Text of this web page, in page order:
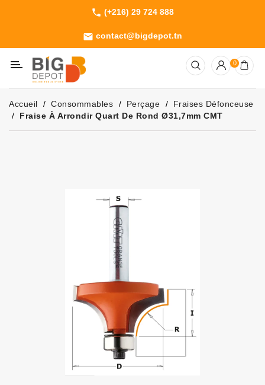
phone (+216) 29 724 888
email contact@bigdepot.tn
Machines
Outillage
Jardinage
Consommables
0
Accueil Consommables Perçage
Fraises Défonceuse
Fraise À Arrondir Quart De Rond Ø31,7mm CMT